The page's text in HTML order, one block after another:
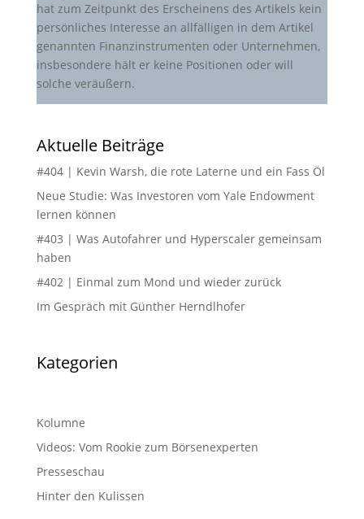
hat zum Zeitpunkt des Erscheinens des Artikels kein
persönliches Interesse an allfälligen in dem Artikel
genannten Finanzinstrumenten oder Unternehmen,
insbesondere hält er keine Positionen oder will
solche veräußern.
Aktuelle Beiträge
#404 | Kevin Warsh, die rote Laterne und ein Fass Öl
Neue Studie: Was Investoren vom Yale Endowment
lernen können
#403 | Was Autofahrer und Hyperscaler gemeinsam
haben
#402 | Einmal zum Mond und wieder zurück
Im Gespräch mit Günther Herndlhofer
Kategorien
Kolumne
Videos: Vom Rookie zum Börsenexperten
Presseschau
Hinter den Kulissen